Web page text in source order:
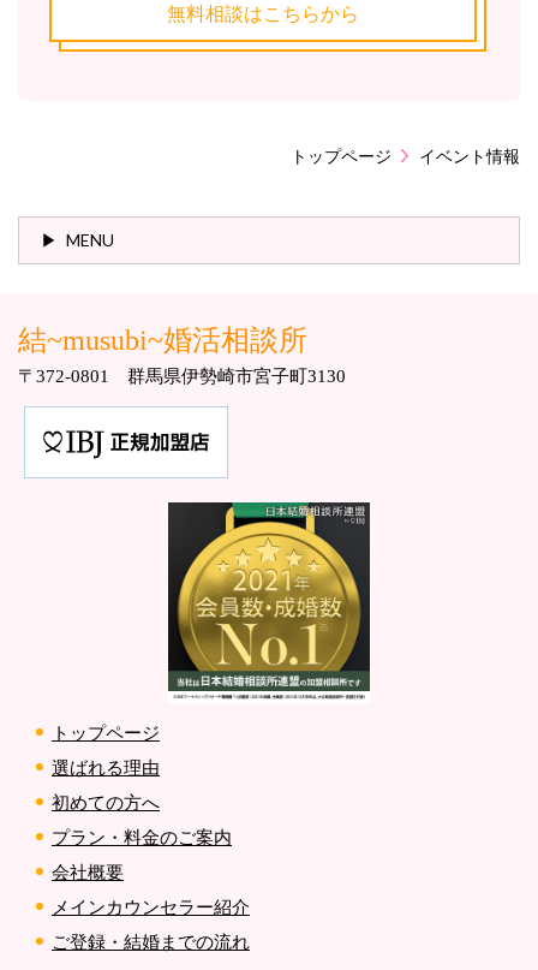
無料相談はこちらから
トップページ イベント情報
MENU
結~musubi~婚活相談所
〒372-0801 群馬県伊勢崎市宮子町3130
トップページ
選ばれる理由
初めての方へ
プラン・料金のご案内
会社概要
メインカウンセラー紹介
ご登録・結婚までの流れ